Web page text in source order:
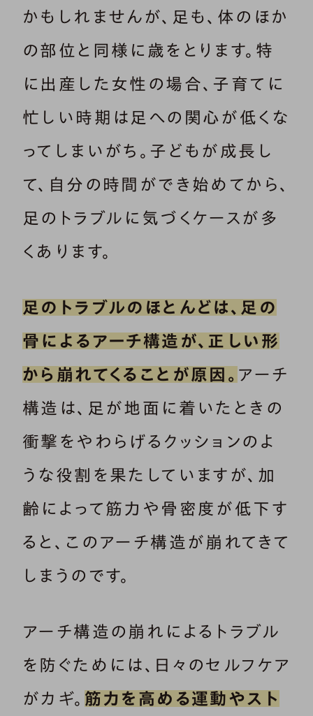
かもしれませんが、足も、体のほか
の部位と同様に歳をとります。特
に出産した女性の場合、子育てに
忙しい時期は足への関心が低くな
ってしまいがち。子どもが成長し
て、自分の時間ができ始めてから、
足のトラブルに気づくケースが多
くあります。
足のトラブルのほとんどは、足の
骨によるアーチ構造が、正しい形
から崩れてくることが原因。 アーチ
構造は、足が地面に着いたときの
衝撃をやわらげるクッションのよ
うな役割を果たしていますが、加
齢によって筋力や骨密度が低下す
ると、このアーチ構造が崩れてきて
しまうのです。
アーチ構造の崩れによるトラブル
を防ぐためには、日々のセルフケア
がカギ。 筋力を高める運動やスト